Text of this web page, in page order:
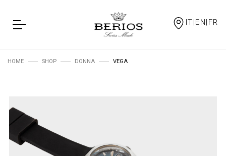
IT|EN|FR
HOME SHOP DONNA VEGA